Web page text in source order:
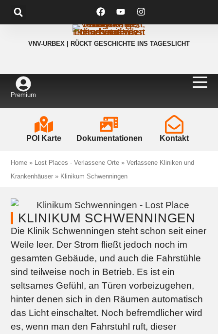
VNV-URBEX | RÜCKT GESCHICHTE INS TAGESLICHT
Premium
POI Karte Dokumentationen Kontakt
Home » Lost Places - Verlassene Orte »Verlassene Kliniken und
Krankenhäuser » Klinikum Schwenningen
KLINIKUM SCHWENNINGEN
Die Klinik Schwenningen steht schon seit einer
Weile leer. Der Strom fließt jedoch noch im
gesamten Gebäude, und auch die Fahrstühle
sind teilweise noch in Betrieb. Es ist ein
seltsames Gefühl, an Türen vorbeizugehen,
hinter denen sich in den Räumen automatisch
das Licht einschaltet. Noch befremdlicher wird
es, wenn man den Fahrstuhl ruft, dieser